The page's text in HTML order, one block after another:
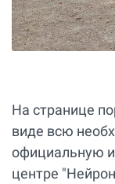
На странице
виде всю
официальную
центре